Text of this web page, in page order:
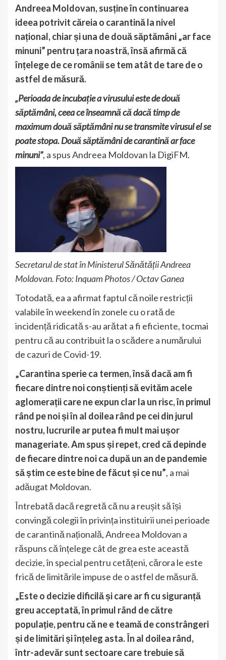
Andreea Moldovan, susține în continuarea
ideea potrivit căreia o carantină la nivel
național, chiar și una de două săptămâni „ar face
minuni” pentru țara noastră, însă afirmă că
înțelege de ce românii se tem atât de tare de o
astfel de măsură.
„Perioada de incubație a virusului este de două
săptămâni, ceea ce înseamnă că dacă timp de
maximum două săptămâni nu se transmite virusul el se
poate stopa. Două săptămâni de carantină ar face
minuni”, a spus Andreea Moldovan la DigiFM.
Secretarul de stat în Ministerul Sănătății Andreea
Moldovan. Foto: Inquam Photos / Octav Ganea
Totodată, ea a afirmat faptul că noile restricții
valabile în weekend în zonele cu o rată de
incidență ridicată s-au arătat a fi eficiente, tocmai
pentru că au contribuit la o scădere a numărului
de cazuri de Covid-19.
„Carantina sperie ca termen, însă dacă am fi
fiecare dintre noi conștienți să evităm acele
aglomerații care ne expun clar la un risc, în primul
rând pe noi și în al doilea rând pe cei din jurul
nostru, lucrurile ar putea fi mult mai ușor
manageriate. Am spus și repet, cred că depinde
de fiecare dintre noi ca după un an de pandemie
să știm ce este bine de făcut și ce nu”, a mai
adăugat Moldovan.
Întrebată dacă regretă că nu a reușit să își
convingă colegii în privința instituirii unei perioade
de carantină națională, Andreea Moldovan a
răspuns că înțelege cât de grea este această
decizie, în special pentru cetățeni, cărora le este
frică de limitările impuse de o astfel de măsură.
„Este o decizie dificilă și care ar fi cu siguranță
greu acceptată, în primul rând de către
populație, pentru că ne e teamă de constrângeri
și de limitări și înțeleg asta. În al doilea rând,
într-adevăr sunt sectoare care trebuie să